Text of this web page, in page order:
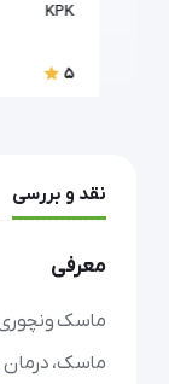
KPK
5
نقد و بررسی
معرفی
ماسک ونچوری
ماسک، درمان